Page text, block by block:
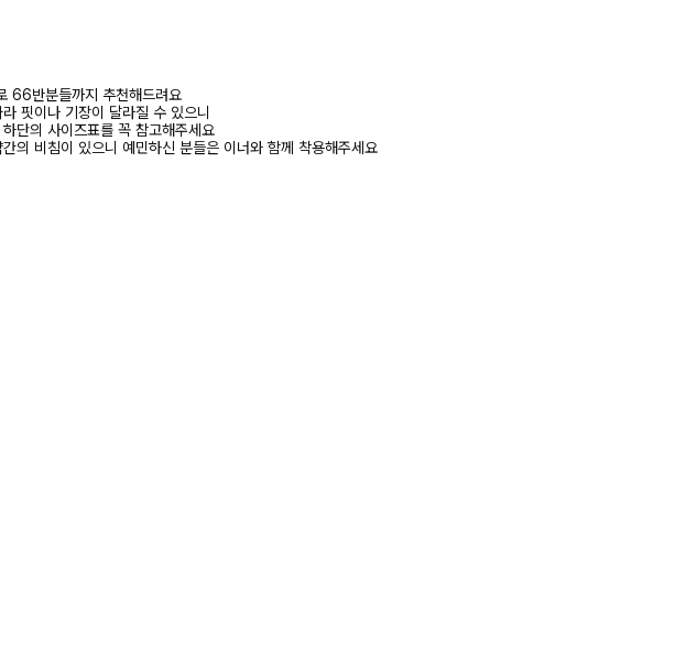
66반분들까지 추천해드려요
핏이나 기장이 달라질 수 있으니
단의 사이즈표를 꼭 참고해주세요
의 비침이 있으니 예민하신 분들은 이너와 함께 착용해주세요